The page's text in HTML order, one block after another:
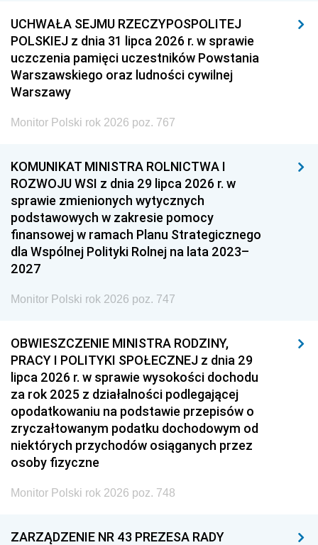
UCHWAŁA SEJMU RZECZYPOSPOLITEJ
POLSKIEJ z dnia 31 lipca 2026 r. w sprawie
uczczenia pamięci uczestników Powstania
Warszawskiego oraz ludności cywilnej
Warszawy
Monitor Polski rok 2026 poz. 767
KOMUNIKAT MINISTRA ROLNICTWA I
ROZWOJU WSI z dnia 29 lipca 2026 r. w
sprawie zmienionych wytycznych
podstawowych w zakresie pomocy
finansowej w ramach Planu Strategicznego
dla Wspólnej Polityki Rolnej na lata 2023–
2027
Monitor Polski rok 2026 poz. 747
OBWIESZCZENIE MINISTRA RODZINY,
PRACY I POLITYKI SPOŁECZNEJ z dnia 29
lipca 2026 r. w sprawie wysokości dochodu
za rok 2025 z działalności podlegającej
opodatkowaniu na podstawie przepisów o
zryczałtowanym podatku dochodowym od
niektórych przychodów osiąganych przez
osoby fizyczne
Monitor Polski rok 2026 poz. 748
ZARZĄDZENIE NR 43 PREZESA RADY